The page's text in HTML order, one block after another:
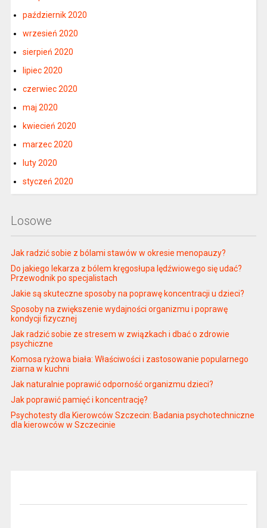
październik 2020
wrzesień 2020
sierpień 2020
lipiec 2020
czerwiec 2020
maj 2020
kwiecień 2020
marzec 2020
luty 2020
styczeń 2020
Losowe
Jak radzić sobie z bólami stawów w okresie menopauzy?
Do jakiego lekarza z bólem kręgosłupa lędźwiowego się udać?
Przewodnik po specjalistach
Jakie są skuteczne sposoby na poprawę koncentracji u dzieci?
Sposoby na zwiększenie wydajności organizmu i poprawę
kondycji fizycznej
Jak radzić sobie ze stresem w związkach i dbać o zdrowie
psychiczne
Komosa ryżowa biała: Właściwości i zastosowanie popularnego
ziarna w kuchni
Jak naturalnie poprawić odporność organizmu dzieci?
Jak poprawić pamięć i koncentrację?
Psychotesty dla Kierowców Szczecin: Badania psychotechniczne
dla kierowców w Szczecinie